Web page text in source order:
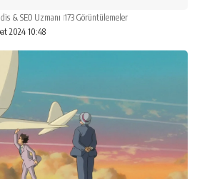
2024 10:48
& SEO Uzmanı 173 Görüntülemeler